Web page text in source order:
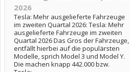
2026
Tesla: Mehr ausgelieferte Fahrzeuge
im zweiten Quartal 2026: Tesla: Mehr
ausgelieferte Fahrzeuge im zweiten
Quartal 2026 Das Gros der Fahrzeuge,
entfällt hierbei auf die populärsten
Modelle, sprich Model 3 und Model Y.
Die machen knapp 442.000 bzw.